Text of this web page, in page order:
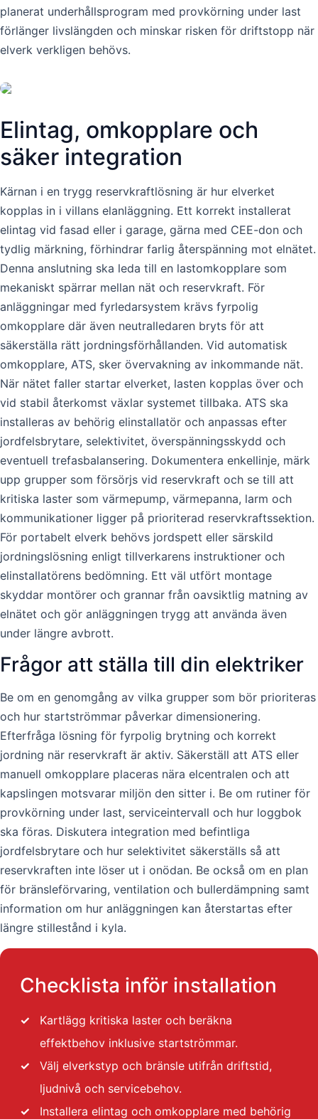
planerat underhållsprogram med provkörning under last
förlänger livslängden och minskar risken för driftstopp när
elverk verkligen behövs.
Elintag, omkopplare och
säker integration
Kärnan i en trygg reservkraftlösning är hur elverket
kopplas in i villans elanläggning. Ett korrekt installerat
elintag vid fasad eller i garage, gärna med CEE-don och
tydlig märkning, förhindrar farlig återspänning mot elnätet.
Denna anslutning ska leda till en lastomkopplare som
mekaniskt spärrar mellan nät och reservkraft. För
anläggningar med fyrledarsystem krävs fyrpolig
omkopplare där även neutralledaren bryts för att
säkerställa rätt jordningsförhållanden. Vid automatisk
omkopplare, ATS, sker övervakning av inkommande nät.
När nätet faller startar elverket, lasten kopplas över och
vid stabil återkomst växlar systemet tillbaka. ATS ska
installeras av behörig elinstallatör och anpassas efter
jordfelsbrytare, selektivitet, överspänningsskydd och
eventuell trefasbalansering. Dokumentera enkellinje, märk
upp grupper som försörjs vid reservkraft och se till att
kritiska laster som värmepump, värmepanna, larm och
kommunikationer ligger på prioriterad reservkraftssektion.
För portabelt elverk behövs jordspett eller särskild
jordningslösning enligt tillverkarens instruktioner och
elinstallatörens bedömning. Ett väl utfört montage
skyddar montörer och grannar från oavsiktlig matning av
elnätet och gör anläggningen trygg att använda även
under längre avbrott.
Frågor att ställa till din elektriker
Be om en genomgång av vilka grupper som bör prioriteras
och hur startströmmar påverkar dimensionering.
Efterfråga lösning för fyrpolig brytning och korrekt
jordning när reservkraft är aktiv. Säkerställ att ATS eller
manuell omkopplare placeras nära elcentralen och att
kapslingen motsvarar miljön den sitter i. Be om rutiner för
provkörning under last, serviceintervall och hur loggbok
ska föras. Diskutera integration med befintliga
jordfelsbrytare och hur selektivitet säkerställs så att
reservkraften inte löser ut i onödan. Be också om en plan
för bränsleförvaring, ventilation och bullerdämpning samt
information om hur anläggningen kan återstartas efter
längre stillestånd i kyla.
Checklista inför installation
✓
Kartlägg kritiska laster och beräkna
effektbehov inklusive startströmmar.
✓
Välj elverkstyp och bränsle utifrån driftstid,
ljudnivå och servicebehov.
✓
Installera elintag och omkopplare med behörig